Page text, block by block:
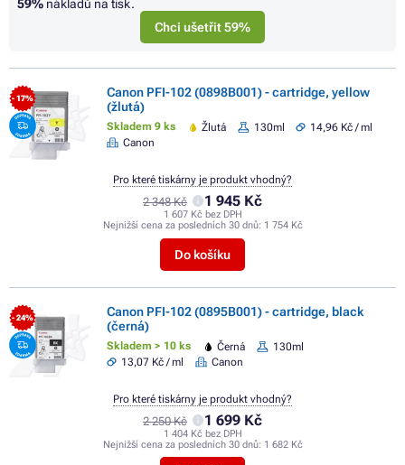
59% nákladů na tisk.
Chci ušetřit 59%
- 17%
Canon PFI-102 (0898B001) - cartridge, yellow
(žlutá)
Skladem 9 ks Žlutá 130ml
14,96 Kč / ml
Canon
2 348 Kč 1 945 Kč
1 607 Kč bez DPH
Nejnižší cena za posledních 30 dnů: 1 754 Kč
Do košíku
Pro které tiskárny je produkt vhodný?
- 24%
Canon PFI-102 (0895B001) - cartridge, black
(černá)
Skladem > 10 ks Černá
130ml
13,07 Kč / ml
Canon
2 250 Kč 1 699 Kč
1 404 Kč bez DPH
Nejnižší cena za posledních 30 dnů: 1 682 Kč
Pro které tiskárny je produkt vhodný?